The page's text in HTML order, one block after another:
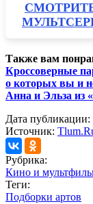
Также вам
Кроссоверные
о которых вы и
Анна и Эльза из
Дата публикации:
Источник:
Рубрика:
Кино и
Теги:
Подборки артов